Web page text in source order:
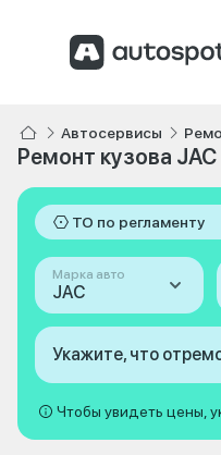
Автосервисы
Ремонт кузова
ТО по регламенту
Марка авто
JAC
Укажите, что
Чтобы увидеть цены,